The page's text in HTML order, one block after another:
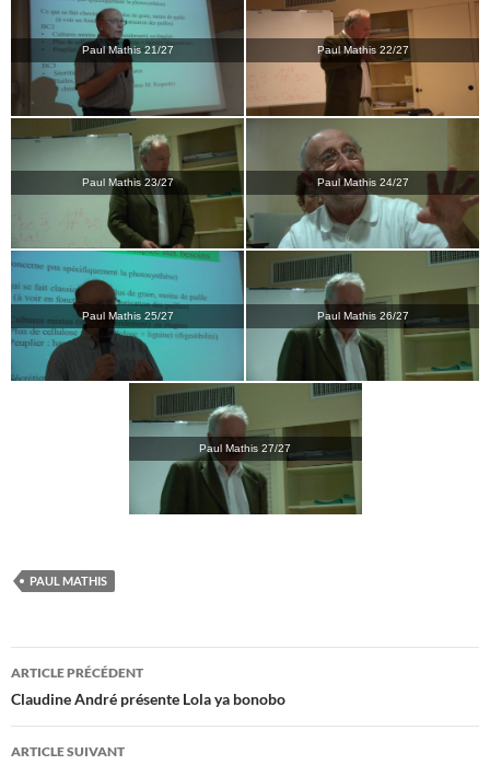
Paul Mathis 21/27 Paul Mathis 22/27
Paul Mathis 23/27 Paul Mathis 24/27
Paul Mathis 25/27 Paul Mathis 26/27
Paul Mathis 27/27
PAUL MATHIS
Navigation
des
articles
ARTICLE PRÉCÉDENT
Claudine André présente Lola ya bonobo
ARTICLE SUIVANT